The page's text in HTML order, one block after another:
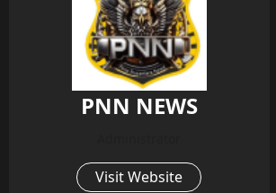
PNN NEWS
Visit Website